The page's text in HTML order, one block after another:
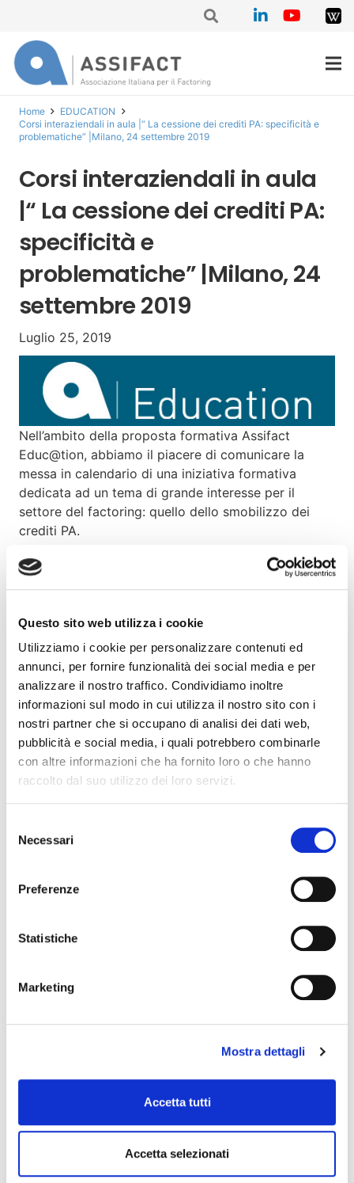
Questo sito web utilizza i cookie
Utilizziamo i cookie per personalizzare contenuti ed
annunci, per fornire funzionalità dei social media e per
analizzare il nostro traffico. Condividiamo inoltre
informazioni sul modo in cui utilizza il nostro sito con i
nostri partner che si occupano di analisi dei dati web,
pubblicità e social media, i quali potrebbero combinarle
con altre informazioni che ha fornito loro o che hanno
raccolto dal suo utilizzo dei loro servizi.
delNecessari
Preferenze
Statistiche
Marketing
Mostra dettagli
Accetta tutti
Accetta selezionati
Home
EDUCATION
Corsi interaziendali in aula |“ La cessione dei crediti PA: specificità e
problematiche” |Milano, 24 settembre 2019
Corsi interaziendali in aula
|“ La cessione dei crediti PA:
specificità e
problematiche” |Milano, 24
settembre 2019
Luglio 25, 2019
Nell’ambito della proposta formativa Assifact
Educ@tion, abbiamo il piacere di comunicare la
messa in calendario di una iniziativa formativa
dedicata ad un tema di grande interesse per il
settore del factoring: quello dello smobilizzo dei
crediti PA.
L’iniziativa, pianificata per
martedì 24 settembre
2019 (ore 9.30 / 13.00), è volta ad approfondire
Pubblica Amministrazione, che presenta specificità e
complessità normative rispetto alla disciplina
generale della cessione dei crediti d’impresa e
problematiche operative. Nel corso dell’intervento
formativo è previsto un focus sulla cessione dei
crediti IVA, anche alla luce delle recenti pronunce
giurisprudenziali.
Clicca qui per maggiori informazioni sull’iniziativa
Articolo successivo
preliminari)
Prosegue la crescita di factoring, leasing e credito
malgrado il quadro economico complesso
Fact&News: “Le nuove frontiere del factoring”
mercato italiano del factoring
Luglio 14, 2026